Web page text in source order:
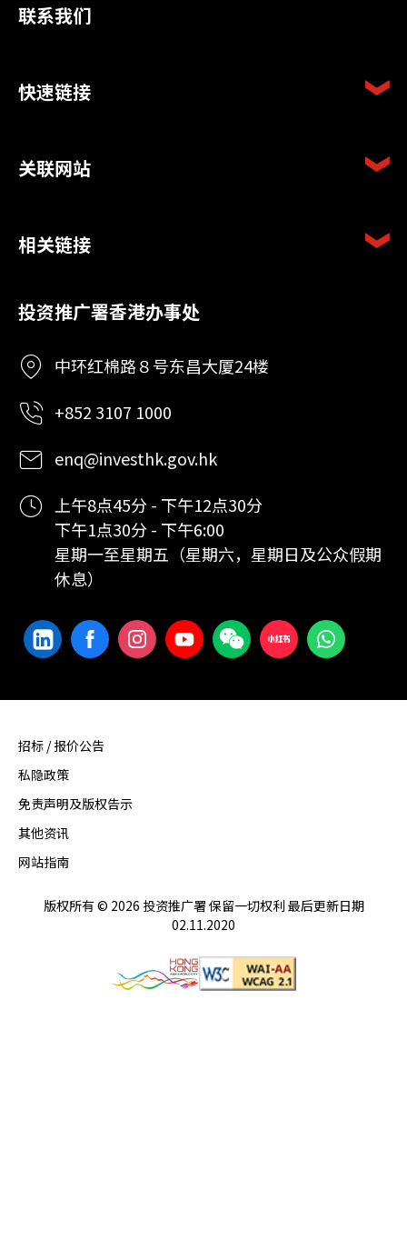
联系我们
快速链接
关联网站
相关链接
投资推广署香港办事处
中环红棉路８号东昌大厦24楼
+852 3107 1000
enq@investhk.gov.hk
上午8点45分 - 下午12点30分
下午1点30分 - 下午6:00
星期一至星期五（星期六，星期日及公众假期
休息）
招标 / 报价公告
私隐政策
免责声明及版权告示
其他资讯
网站指南
版权所有 © 2026 投资推广署 保留一切权利 最后更新日期
02.11.2020